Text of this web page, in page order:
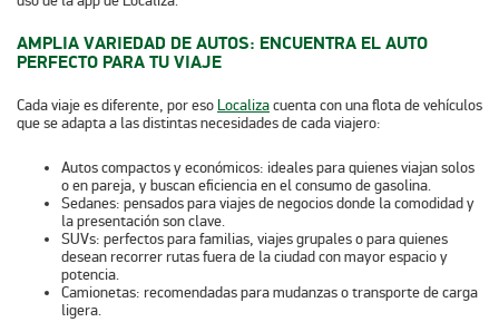
AMPLIA VARIEDAD DE AUTOS: ENCUENTRA EL AUTO
PERFECTO PARA TU VIAJE
Cada viaje es diferente, por eso Localizacuenta con una flota de vehículos
que se adapta a las distintas necesidades de cada viajero:
Autos compactos y económicos: ideales para quienes viajan solos
o en pareja, y buscan eficiencia en el consumo de gasolina.
Sedanes: pensados para viajes de negocios donde la comodidad y
la presentación son clave.
SUVs: perfectos para familias, viajes grupales o para quienes
desean recorrer rutas fuera de la ciudad con mayor espacio y
potencia.
Camionetas: recomendadas para mudanzas o transporte de carga
ligera.